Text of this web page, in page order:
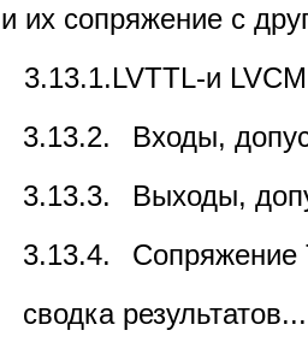
и их сопряжение с
3.13.1.LVTTL-и
3.13.2.
Входы,
3.13.3.
Выходы,
3.13.4.
Сопряжение
сводка результатов